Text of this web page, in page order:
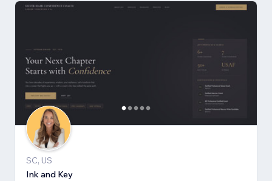
SC, US
Ink and Key